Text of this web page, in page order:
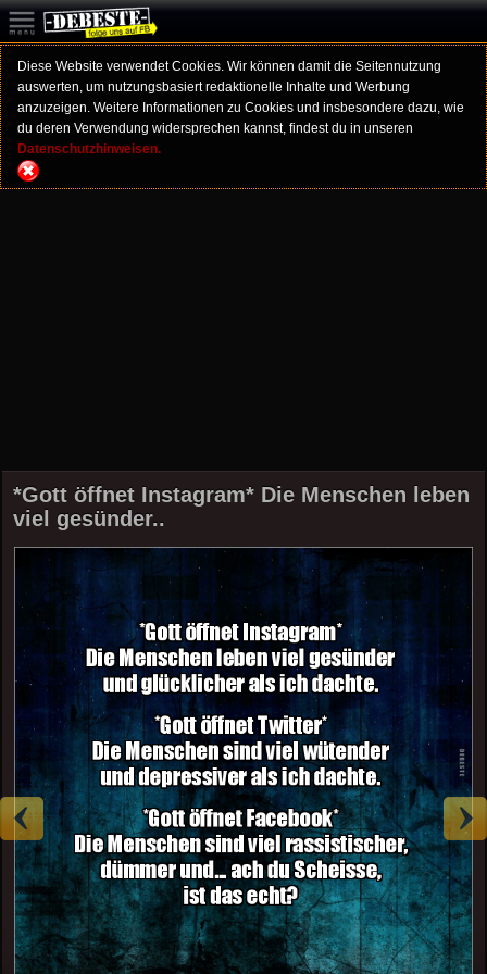
Diese Website verwendet Cookies. Wir können damit die Seitennutzung
auswerten, um nutzungsbasiert redaktionelle Inhalte und Werbung
anzuzeigen. Weitere Informationen zu Cookies und insbesondere dazu, wie
du deren Verwendung widersprechen kannst, findest du in unseren
Datenschutzhinweisen.
*Gott öffnet Instagram* Die Menschen leben
viel gesünder..